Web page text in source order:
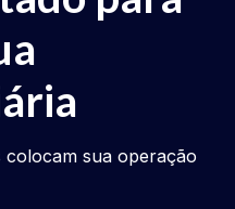
colocam sua operação